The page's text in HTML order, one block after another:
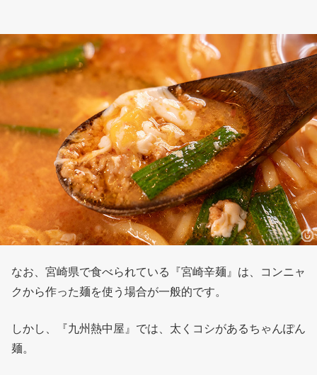
なお、宮崎県で食べられている『宮崎辛麺』は、コンニャ
クから作った麺を使う場合が一般的です。
しかし、『九州熱中屋』では、太くコシがあるちゃんぽん
麺。